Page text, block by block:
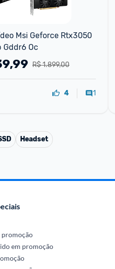
Msi Geforce Rtx3050
Gddr6 Oc
R$ 1.899,00
4 1
Headset
promoção
em promoção